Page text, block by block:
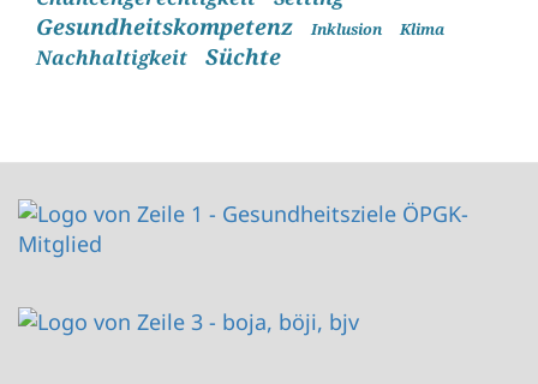
Gesundheitskompetenz Inklusion Klima
Nachhaltigkeit Süchte